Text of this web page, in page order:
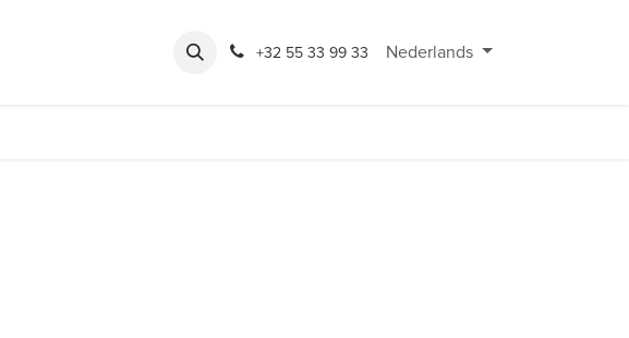
Rondeshop Contact en openingsuren
+32 55 33 99 33 Nederlands